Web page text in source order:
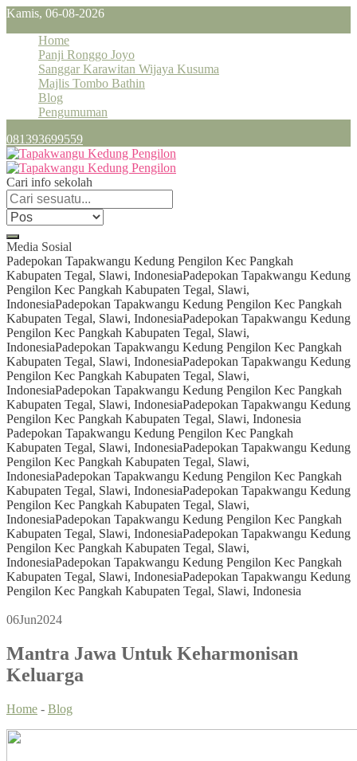
Kamis, 06-08-2026
Home
Panji Ronggo Joyo
Sanggar Karawitan Wijaya Kusuma
Majlis Tombo Bathin
Blog
Pengumuman
081393699559
Cari info sekolah
Media Sosial
Padepokan Tapakwangu Kedung Pengilon Kec Pangkah
Kabupaten Tegal, Slawi, IndonesiaPadepokan Tapakwangu Kedung
Pengilon Kec Pangkah Kabupaten Tegal, Slawi,
IndonesiaPadepokan Tapakwangu Kedung Pengilon Kec Pangkah
Kabupaten Tegal, Slawi, IndonesiaPadepokan Tapakwangu Kedung
Pengilon Kec Pangkah Kabupaten Tegal, Slawi,
IndonesiaPadepokan Tapakwangu Kedung Pengilon Kec Pangkah
Kabupaten Tegal, Slawi, IndonesiaPadepokan Tapakwangu Kedung
Pengilon Kec Pangkah Kabupaten Tegal, Slawi,
IndonesiaPadepokan Tapakwangu Kedung Pengilon Kec Pangkah
Kabupaten Tegal, Slawi, IndonesiaPadepokan Tapakwangu Kedung
Pengilon Kec Pangkah Kabupaten Tegal, Slawi, Indonesia
Padepokan Tapakwangu Kedung Pengilon Kec Pangkah
Kabupaten Tegal, Slawi, IndonesiaPadepokan Tapakwangu Kedung
Pengilon Kec Pangkah Kabupaten Tegal, Slawi,
IndonesiaPadepokan Tapakwangu Kedung Pengilon Kec Pangkah
Kabupaten Tegal, Slawi, IndonesiaPadepokan Tapakwangu Kedung
Pengilon Kec Pangkah Kabupaten Tegal, Slawi,
IndonesiaPadepokan Tapakwangu Kedung Pengilon Kec Pangkah
Kabupaten Tegal, Slawi, IndonesiaPadepokan Tapakwangu Kedung
Pengilon Kec Pangkah Kabupaten Tegal, Slawi,
IndonesiaPadepokan Tapakwangu Kedung Pengilon Kec Pangkah
Kabupaten Tegal, Slawi, IndonesiaPadepokan Tapakwangu Kedung
Pengilon Kec Pangkah Kabupaten Tegal, Slawi, Indonesia
06Jun2024
Mantra Jawa Untuk Keharmonisan
Keluarga
Home - Blog